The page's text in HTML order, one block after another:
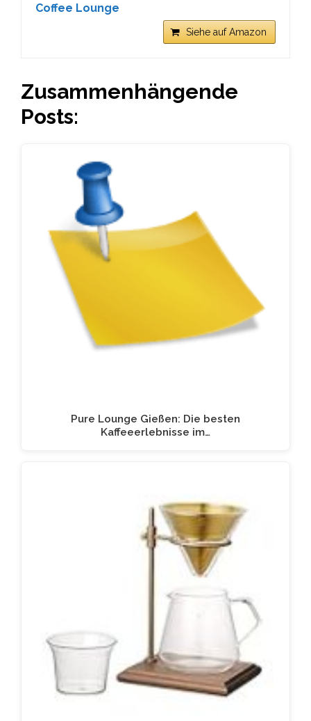
Coffee Lounge
Siehe auf Amazon
Zusammenhängende
Posts:
Pure Lounge Gießen: Die besten
Kaffeeerlebnisse im…